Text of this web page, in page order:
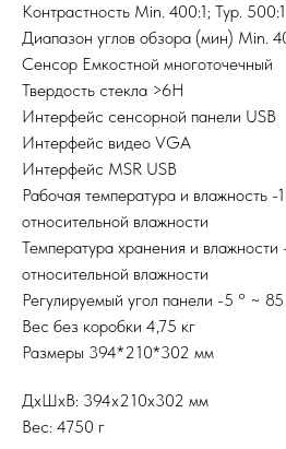
Контрастность Min. 400:1; Typ. 500:1
Диапазон углов обзора (мин) Min.
Сенсор Емкостной многоточечный
Твердость стекла >6H
Интерфейс сенсорной панели USB
Интерфейс видео VGA
Интерфейс MSR USB
Рабочая температура и влажность
относительной влажности
Температура хранения и
относительной влажности
Регулируемый угол панели -5 ° ~
Вес без коробки 4,75 кг
Размеры 394*210*302 мм
ДxШxВ: 394x210x302 мм
Вес: 4750 г